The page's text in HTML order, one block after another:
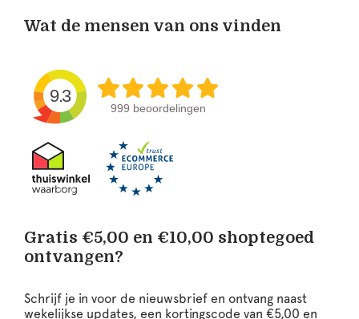
Wat de mensen van ons vinden
9.3
999 beoordelingen
Gratis €5,00 en €10,00 shoptegoed
ontvangen?
Schrijf je in voor de nieuwsbrief en ontvang naast
wekelijkse updates, een kortingscode van €5,00 en